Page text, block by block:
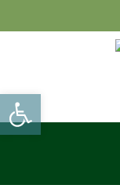
Ouvrir la barre d’outils
to